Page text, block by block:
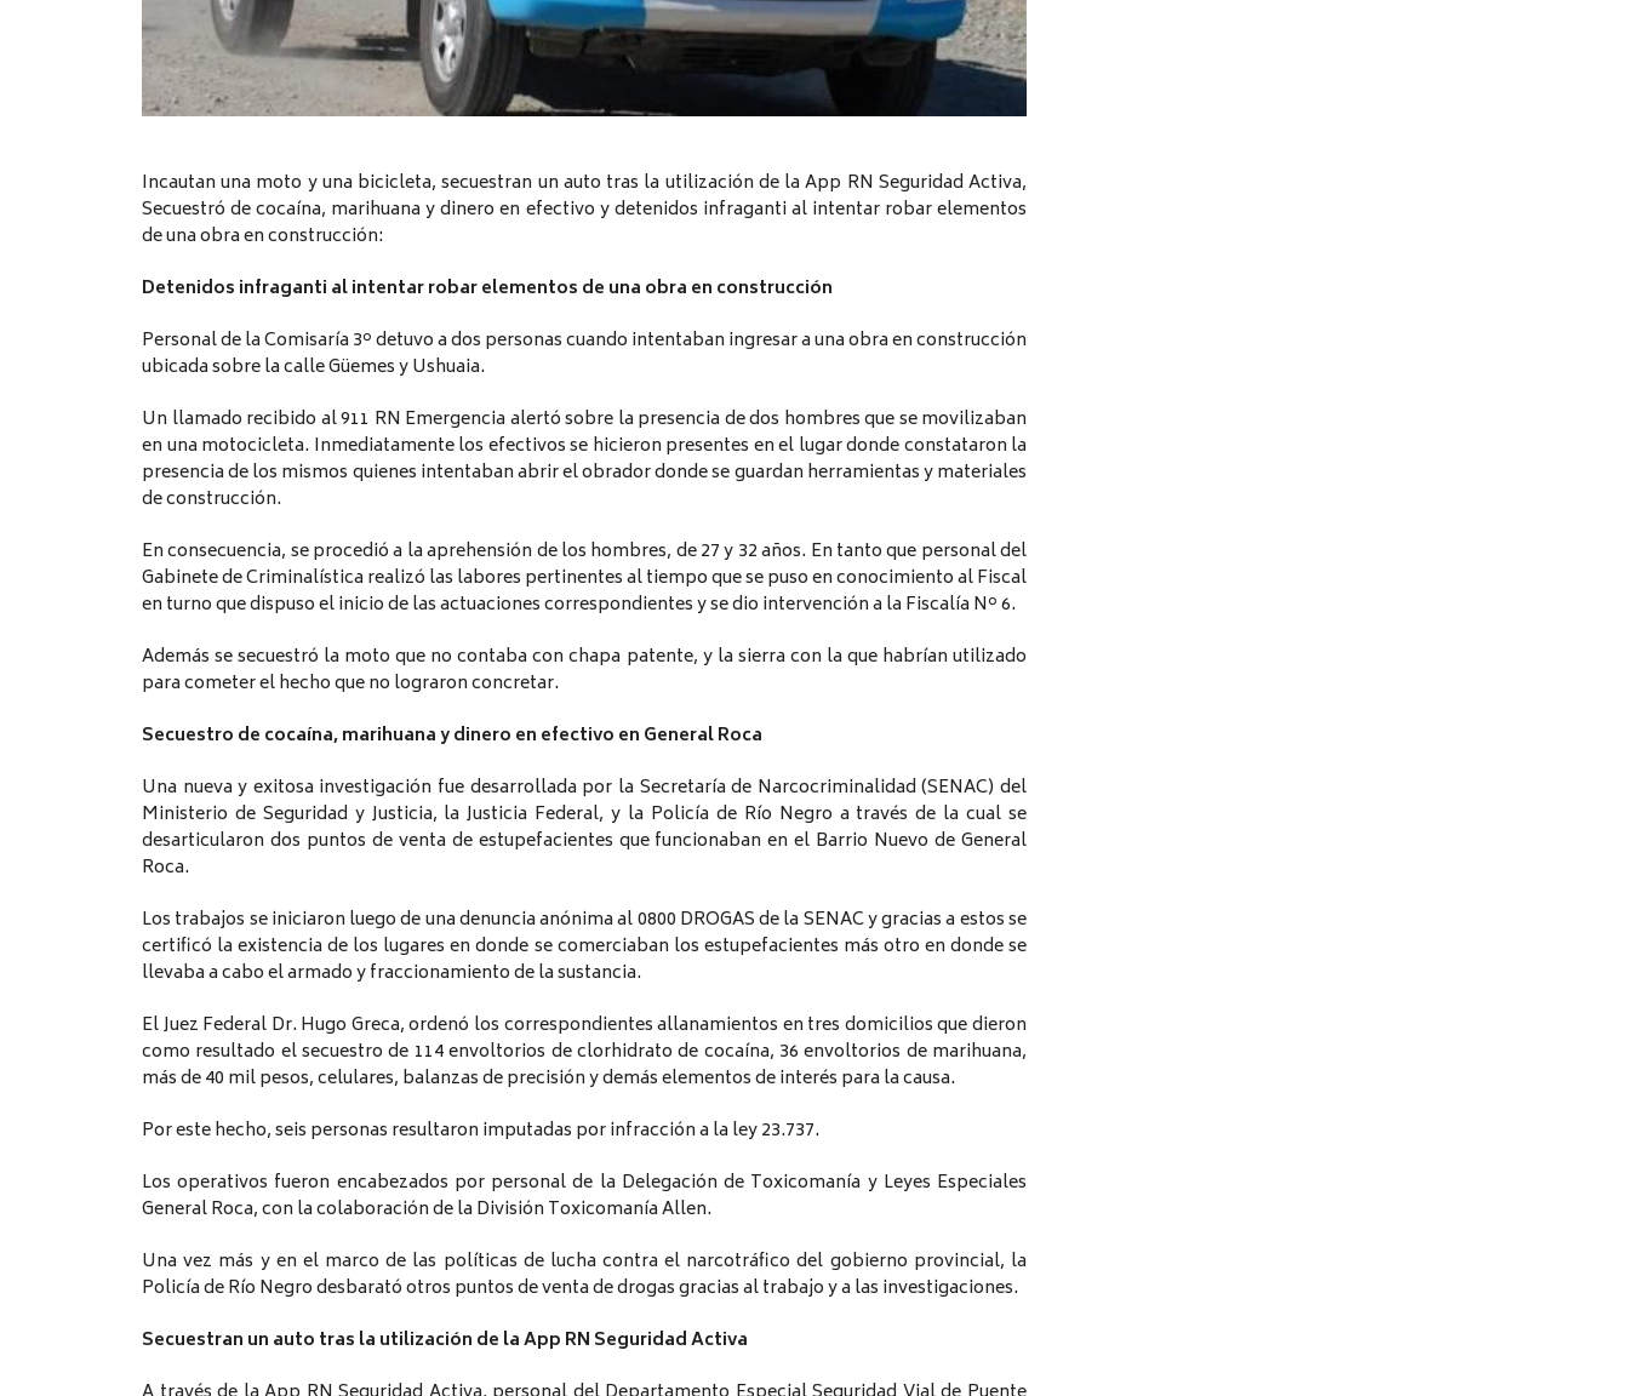
Incautan una moto y una bicicleta, secuestran un auto tras la utilización de la App RN Seguridad Activa,
Secuestró de cocaína, marihuana y dinero en efectivo y detenidos infraganti al intentar robar elementos
de una obra en construcción:
Detenidos infraganti al intentar robar elementos de una obra en construcción
Personal de la Comisaría 3º detuvo a dos personas cuando intentaban ingresar a una obra en construcción
ubicada sobre la calle Güemes y Ushuaia.
Un llamado recibido al 911 RN Emergencia alertó sobre la presencia de dos hombres que se movilizaban
en una motocicleta. Inmediatamente los efectivos se hicieron presentes en el lugar donde constataron la
presencia de los mismos quienes intentaban abrir el obrador donde se guardan herramientas y materiales
de construcción.
En consecuencia, se procedió a la aprehensión de los hombres, de 27 y 32 años. En tanto que personal del
Gabinete de Criminalística realizó las labores pertinentes al tiempo que se puso en conocimiento al Fiscal
en turno que dispuso el inicio de las actuaciones correspondientes y se dio intervención a la Fiscalía Nº 6.
Además se secuestró la moto que no contaba con chapa patente, y la sierra con la que habrían utilizado
para cometer el hecho que no lograron concretar.
Secuestro de cocaína, marihuana y dinero en efectivo en General Roca
Una nueva y exitosa investigación fue desarrollada por la Secretaría de Narcocriminalidad (SENAC) del
Ministerio de Seguridad y Justicia, la Justicia Federal, y la Policía de Río Negro a través de la cual se
desarticularon dos puntos de venta de estupefacientes que funcionaban en el Barrio Nuevo de General
Roca.
Los trabajos se iniciaron luego de una denuncia anónima al 0800 DROGAS de la SENAC y gracias a estos se
certificó la existencia de los lugares en donde se comerciaban los estupefacientes más otro en donde se
llevaba a cabo el armado y fraccionamiento de la sustancia.
El Juez Federal Dr. Hugo Greca, ordenó los correspondientes allanamientos en tres domicilios que dieron
como resultado el secuestro de 114 envoltorios de clorhidrato de cocaína, 36 envoltorios de marihuana,
más de 40 mil pesos, celulares, balanzas de precisión y demás elementos de interés para la causa.
Por este hecho, seis personas resultaron imputadas por infracción a la ley 23.737.
Los operativos fueron encabezados por personal de la Delegación de Toxicomanía y Leyes Especiales
General Roca, con la colaboración de la División Toxicomanía Allen.
Una vez más y en el marco de las políticas de lucha contra el narcotráfico del gobierno provincial, la
Policía de Río Negro desbarató otros puntos de venta de drogas gracias al trabajo y a las investigaciones.
Secuestran un auto tras la utilización de la App RN Seguridad Activa